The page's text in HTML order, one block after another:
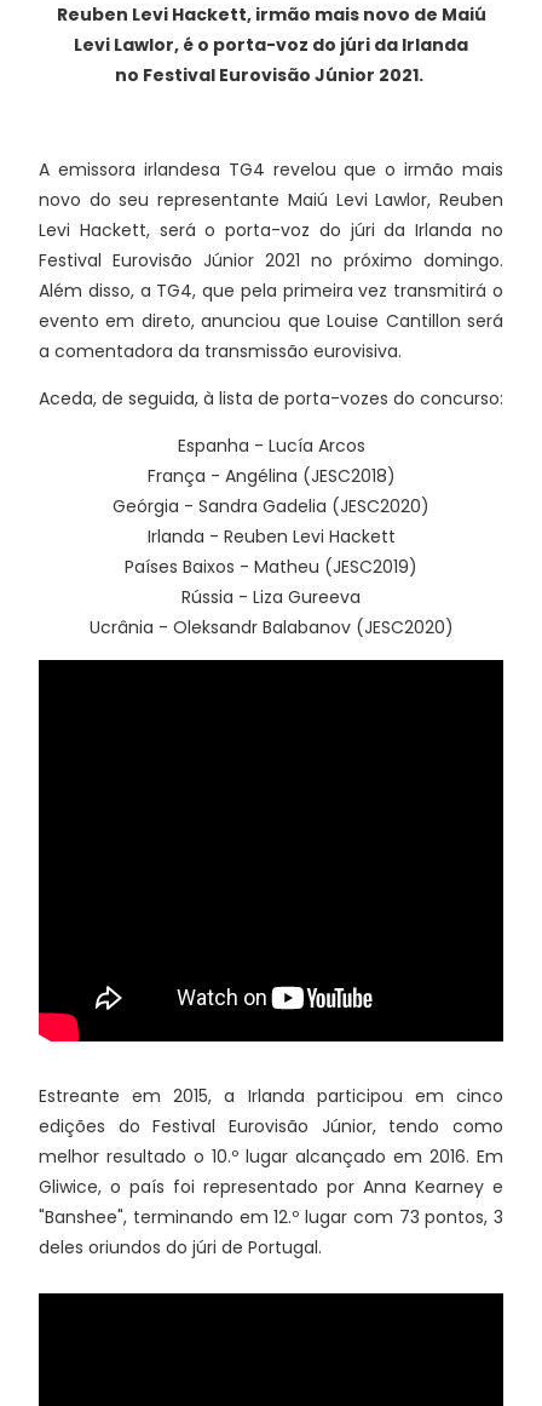
Reuben Levi Hackett, irmão mais novo de Maiú
Levi Lawlor, é o porta-voz do júri da Irlanda
no Festival Eurovisão Júnior 2021.
A emissora irlandesa TG4 revelou que o irmão mais
novo do seu representante Maiú Levi Lawlor, Reuben
Levi Hackett, será o porta-voz do júri da Irlanda no
Festival Eurovisão Júnior 2021 no próximo domingo.
Além disso, a TG4, que pela primeira vez transmitirá o
evento em direto, anunciou que Louise Cantillon será
a comentadora da transmissão eurovisiva.
Aceda, de seguida, à lista de porta-vozes do concurso:
Espanha - Lucía Arcos
França - Angélina (JESC2018)
Geórgia - Sandra Gadelia (JESC2020)
Irlanda - Reuben Levi Hackett
Países Baixos - Matheu (JESC2019)
Rússia - Liza Gureeva
Ucrânia - Oleksandr Balabanov (JESC2020)
Estreante em 2015, a Irlanda participou em cinco
edições do Festival Eurovisão Júnior, tendo como
melhor resultado o 10.º lugar alcançado em 2016. Em
Gliwice, o país foi representado por Anna Kearney e
"Banshee", terminando em 12.º lugar com 73 pontos, 3
deles oriundos do júri de Portugal.